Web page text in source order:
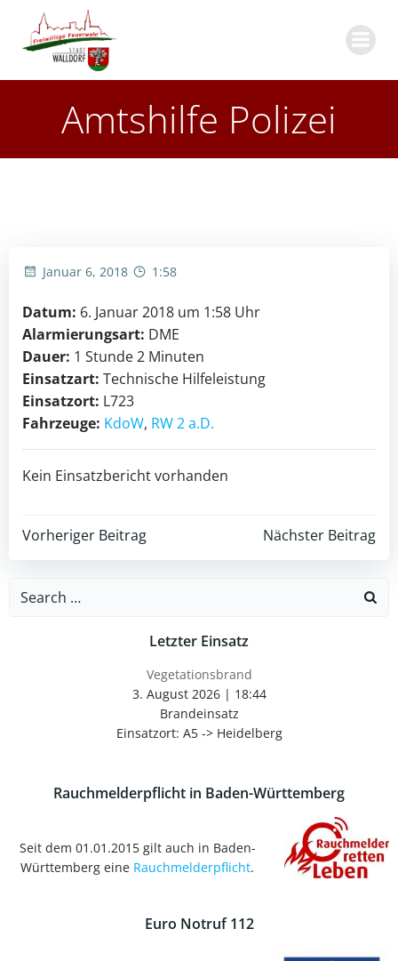
Amtshilfe Polizei
Januar 6, 2018 1:58
Datum: 6. Januar 2018 um 1:58 Uhr
Alarmierungsart: DME
Dauer: 1 Stunde 2 Minuten
Einsatzart: Technische Hilfeleistung
Einsatzort: L723
Fahrzeuge: KdoW, RW 2 a.D.
Kein Einsatzbericht vorhanden
Post
navigation
Vorheriger Beitrag
Post
navigation
Nächster Beitrag
Search
Letzter Einsatz
Vegetationsbrand
3. August 2026| 18:44
Brandeinsatz
Einsatzort: A5 -> Heidelberg
Rauchmelderpflicht in Baden-Württemberg
Seit dem 01.01.2015 gilt auch in Baden-
Württemberg eine Rauchmelderpflicht.
Euro Notruf 112